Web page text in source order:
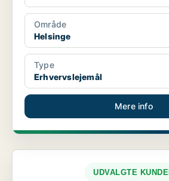
Område
Helsinge
Type
Erhvervslejemål
Mere info
UDVALGTE